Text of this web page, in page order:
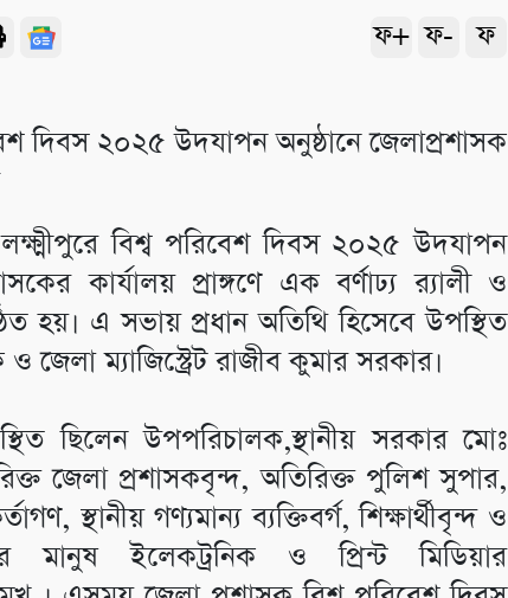
ফ+ ফ- ফ
দিবস ২০২৫ উদযাপন অনুষ্ঠানে জেলাপ্রশাসক
বিশ্ব পরিবেশ দিবস ২০২৫ উদযাপন
কার্যালয় প্রাঙ্গণে এক বর্ণাঢ্য র‍্যালী ও
হয়। এ সভায় প্রধান অতিথি হিসেবে উপস্থিত
জেলা ম্যাজিস্ট্রেট রাজীব কুমার সরকার।
ছিলেন উপপরিচালক,স্থানীয় সরকার মোঃ
জেলা প্রশাসকবৃন্দ, অতিরিক্ত পুলিশ সুপার,
স্থানীয় গণ্যমান্য ব্যক্তিবর্গ, শিক্ষার্থীবৃন্দ ও
মানুষ ইলেকট্রনিক ও প্রিন্ট মিডিয়ার